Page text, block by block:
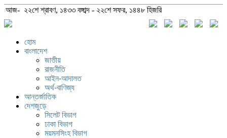
আজ- ২২শে শ্রাবণ, ১৪৩৩ বঙ্গাব্দ - ২২শে সফর, ১৪৪৮ হিজরি
হোম
বাংলাদেশ
জাতীয়
রাজনীতি
আইন-আদালত
অর্থ-বাণিজ্য
আন্তর্জাতিক
দেশজুড়ে
সিলেট বিভাগ
ঢাকা বিভাগ
ময়মনসিংহ বিভাগ